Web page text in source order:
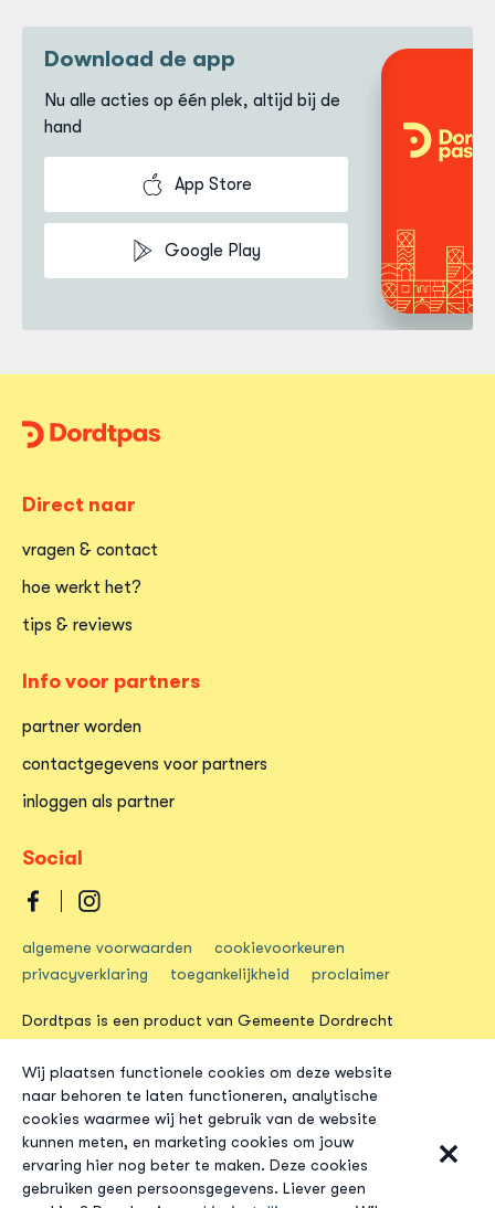
Download de app
Nu alle acties op één plek, altijd bij de
hand
App Store
Google Play
Dordtpas
Direct naar
vragen & contact
hoe werkt het?
tips & reviews
Info voor partners
partner worden
contactgegevens voor partners
inloggen als partner
Social
op
facebook
op
instagram
algemene voorwaarden
cookievoorkeuren
privacyverklaring
toegankelijkheid proclaimer
Dordtpas is een product van Gemeente Dordrecht
Wij plaatsen functionele cookies om deze website
naar behoren te laten functioneren, analytische
cookies waarmee wij het gebruik van de website
kunnen meten, en marketing cookies om jouw
ervaring hier nog beter te maken. Deze cookies
gebruiken geen persoonsgegevens. Liever geen